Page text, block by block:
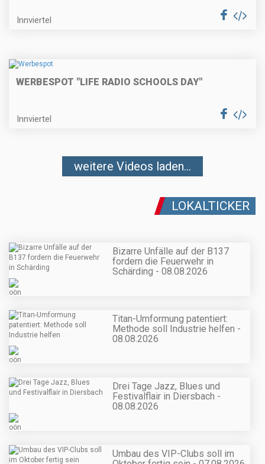
Innviertel
WERBESPOT "LIFE RADIO SCHOOLS DAY"
Innviertel
weitere Videos laden...
LOKALTICKER
Bizarre Unfälle auf der B137
fordern die Feuerwehr in
Schärding - 08.08.2026
Titan-Umformung patentiert:
Methode soll Industrie helfen -
08.08.2026
Drei Tage Jazz, Blues und
Festivalflair in Diersbach -
08.08.2026
Umbau des VIP-Clubs soll im